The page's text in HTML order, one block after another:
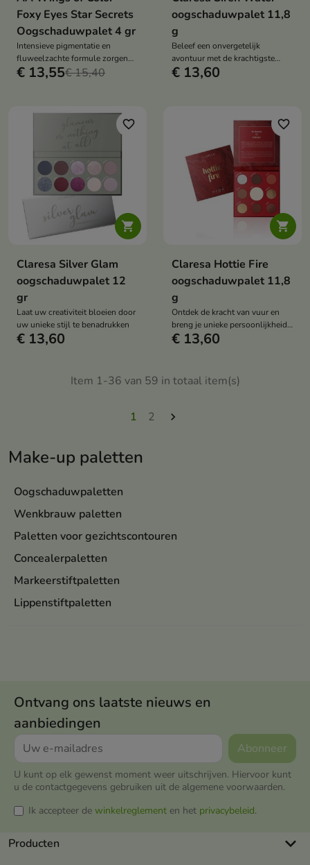
Make-up paletten
Oogschaduwpaletten
Wenkbrauw paletten
Paletten voor gezichtscontouren
Concealerpaletten
Markeerstiftpaletten
Lippenstiftpaletten
Foxy Eyes Star Secrets
Oogschaduwpalet 4 gr
Intensieve pigmentatie en
fluweelzachte formule zorgen
voor een aangename applicatie
€ 13,55€ 15,40
oogschaduwpalet 11,8
g
Beleef een onvergetelijk
avontuur met de krachtigste
krachten van het universum: de
€ 13,60

favorite_border
Claresa Silver Glam
oogschaduwpalet 12
gr
Laat uw creativiteit bloeien door
uw unieke stijl te benadrukken
€ 13,60

favorite_border
Claresa Hottie Fire
oogschaduwpalet 11,8
g
Ontdek de kracht van vuur en
breng je unieke persoonlijkheid
tot uitdrukking met het HOTTIE
€ 13,60
Item 1-36 van 59 in totaal item(s)
1 2 
Ontvang ons laatste nieuws en
aanbiedingen
U kunt op elk gewenst moment weer uitschrijven. Hiervoor kunt
u de contactgegevens gebruiken uit de algemene voorwaarden.
Ik accepteer de winkelreglement en het privacybeleid.
Producten keyboard_arrow_down